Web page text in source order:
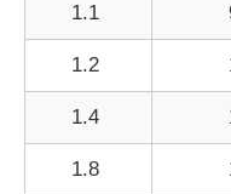
1.1
1.2
1.4
1.8